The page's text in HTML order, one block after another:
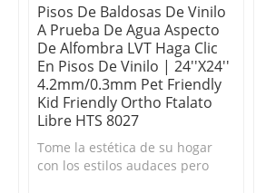
Pisos De Baldosas De Vinilo
A Prueba De Agua Aspecto
De Alfombra LVT Haga Clic
En Pisos De Vinilo | 24''x24''
4.2mm/0.3mm Pet Friendly
Kid Friendly Ortho Ftalato
Libre HTS 8027
Tome la estética de su hogar
con los estilos audaces pero